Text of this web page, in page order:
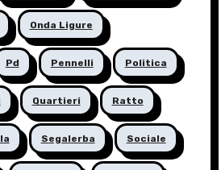
Onda Ligure
Pd Pennelli Politica
Quartieri Ratto
Segalerba Sociale